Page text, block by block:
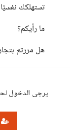
تستهلكك
ما رأيكم؟
هل مررتم
يرجى الدخول